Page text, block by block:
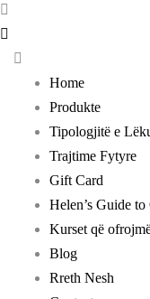
Home
Produkte
Tipologjitë e
Trajtime Fytyre
Gift Card
Helen’s Guide
Kurset që
Blog
Rreth Nesh